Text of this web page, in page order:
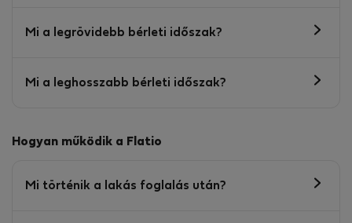
Mi a legrövidebb bérleti időszak?
Mi a leghosszabb bérleti időszak?
Hogyan működik a Flatio
Mi történik a lakás foglalás után?